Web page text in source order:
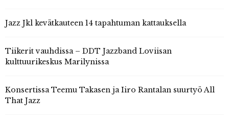
Jazz Jkl kevätkauteen 14 tapahtuman kattauksella
Tiikerit vauhdissa – DDT Jazzband Loviisan
kulttuurikeskus Marilynissa
Konsertissa Teemu Takasen ja Iiro Rantalan suurtyö All
That Jazz